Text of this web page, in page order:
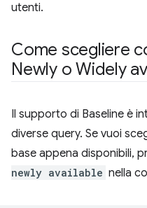
utenti.
Come scegliere
Newly o Widely
Il supporto di Baseline è
diverse query. Se vuoi
base appena disponibili,
newly available nella